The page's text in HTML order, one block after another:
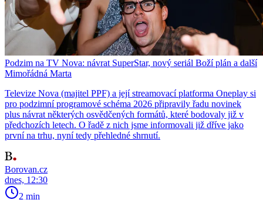
Podzim na TV Nova: návrat SuperStar, nový seriál Boží plán a další
Mimořádná Marta
Televize Nova (majitel PPF) a její streamovací platforma Oneplay si
pro podzimní programové schéma 2026 připravily řadu novinek
plus návrat některých osvědčených formátů, které bodovaly již v
předchozích letech. O řadě z nich jsme informovali již dříve jako
první na trhu, nyní tedy přehledné shrnutí.
Borovan.cz
dnes, 12:30
2 min